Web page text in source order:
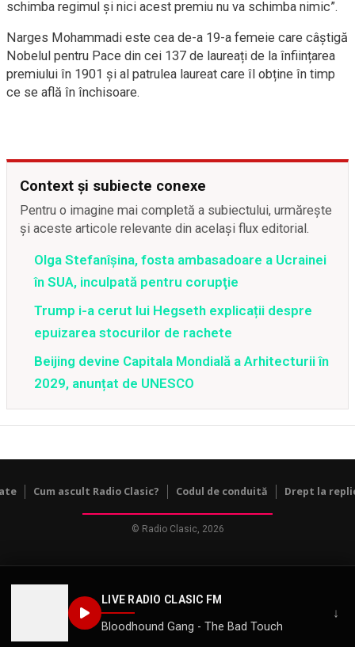
LIVE RADIO CLASIC FM
Bloodhound Gang - The Bad Touch
↓
schimba regimul și nici acest premiu nu va schimba nimic”.
Narges Mohammadi este cea de-a 19-a femeie care câștigă
Nobelul pentru Pace din cei 137 de laureați de la înființarea
premiului în 1901 și al patrulea laureat care îl obține în timp
ce se află în închisoare.
Context și subiecte conexe
Pentru o imagine mai completă a subiectului, urmărește
și aceste articole relevante din același flux editorial.
Olga Stefanîşina, fosta ambasadoare a Ucrainei
în SUA, inculpată pentru corupţie
Trump i-a cerut lui Hegseth explicații despre
epuizarea stocurilor de rachete
Beijing devine Capitala Mondială a Arhitecturii în
2029, anunțat de UNESCO
Cum ascult Radio Clasic? Codul de conduită Drept la
© Radio Clasic, 2026